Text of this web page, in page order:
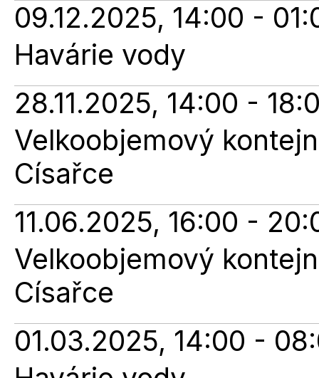
09.12.2025, 14:00 -
Havárie vody
28.11.2025, 14:00 -
Velkoobjemový
Císařce
11.06.2025, 16:00 -
Velkoobjemový
Císařce
01.03.2025, 14:00 -